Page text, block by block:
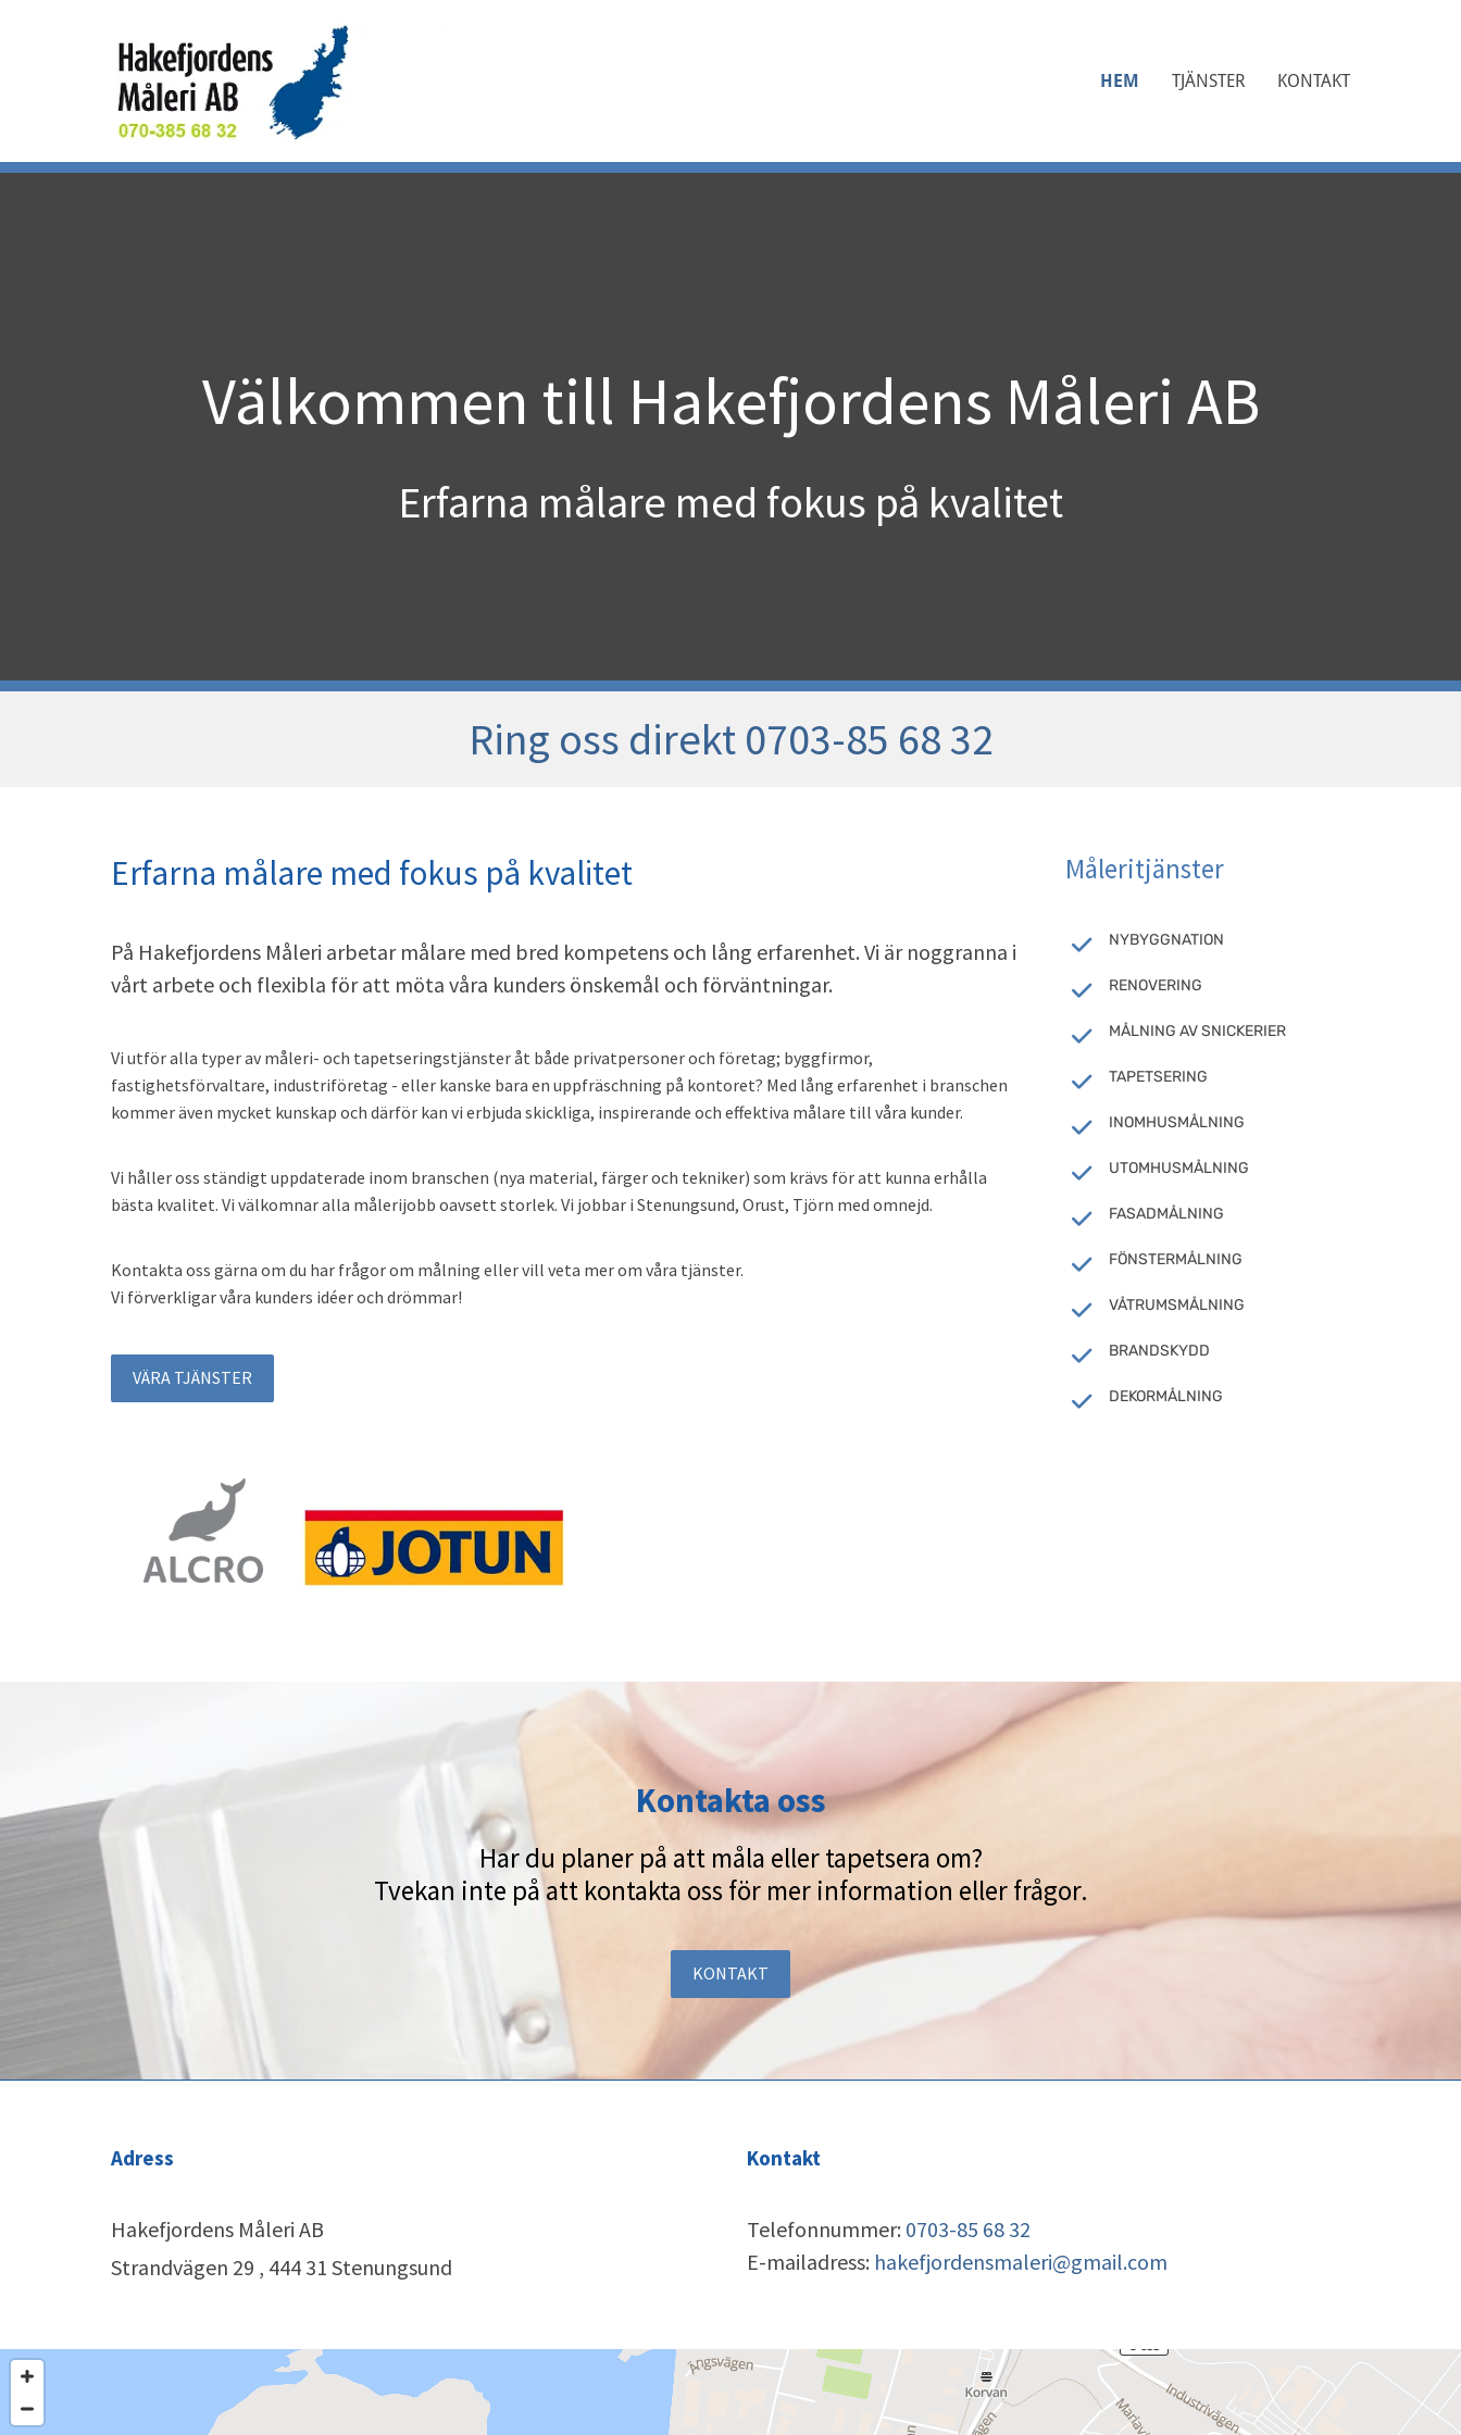
HEM TJÄNSTER KONTAKT
Välkommen till Hakefjordens Måleri AB
Erfarna målare med fokus på kvalitet
Ring oss direkt 0703-85 68 32
Erfarna målare med fokus på kvalitet
På Hakefjordens Måleri arbetar målare med bred kompetens och lång erfarenhet. Vi är noggranna i
vårt arbete och flexibla för att möta våra kunders önskemål och förväntningar.
Vi utför alla typer av måleri- och tapetseringstjänster åt både privatpersoner och företag; byggfirmor,
fastighetsförvaltare, industriföretag - eller kanske bara en uppfräschning på kontoret? Med lång erfarenhet i branschen
kommer även mycket kunskap och därför kan vi erbjuda skickliga, inspirerande och effektiva målare till våra kunder.
Vi håller oss ständigt uppdaterade inom branschen (nya material, färger och tekniker) som krävs för att kunna erhålla
bästa kvalitet. Vi välkomnar alla målerijobb oavsett storlek. Vi jobbar i Stenungsund, Orust, Tjörn med omnejd.
Kontakta oss gärna om du har frågor om målning eller vill veta mer om våra tjänster.
Vi förverkligar våra kunders idéer och drömmar!
VÄRA TJÄNSTER
Måleritjänster
NYBYGGNATION
RENOVERING
MÅLNING AV SNICKERIER
TAPETSERING
INOMHUSMÅLNING
UTOMHUSMÅLNING
FASADMÅLNING
FÖNSTERMÅLNING
VÅTRUMSMÅLNING
BRANDSKYDD
DEKORMÅLNING
Kontakta oss
Har du planer på att måla eller tapetsera om?
Tvekan inte på att kontakta oss för mer information eller frågor.
KONTAKT
Adress
Hakefjordens Måleri AB
Strandvägen 29 , 444 31 Stenungsund
Kontakt
Telefonnummer: 0703-85 68 32
E-mailadress: hakefjordensmaleri@gmail.com